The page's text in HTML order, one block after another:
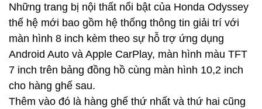
Những trang bị nội thất nổi bật của Honda Odyssey
thế hệ mới bao gồm hệ thống thông tin giải trí với
màn hình 8 inch kèm theo sự hỗ trợ ứng dụng
Android Auto và Apple CarPlay, màn hình màu TFT
7 inch trên bảng đồng hồ cùng màn hình 10,2 inch
cho hàng ghế sau.
Thêm vào đó là hàng ghế thứ nhất và thứ hai cũng